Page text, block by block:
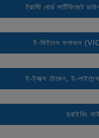
ট্রাস্টি বোর্ড সার্টিফিকেট
ই-ফিটনেস ফলাফল
ই-ট্যাক্স টোকেন, ই-
ড্রাইভিং